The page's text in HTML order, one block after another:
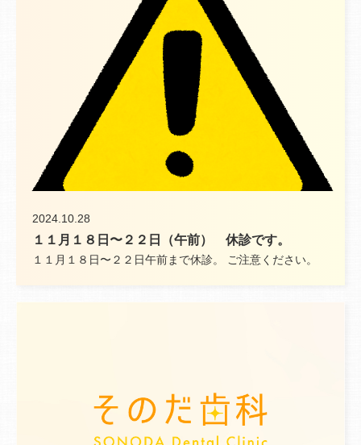
2024.10.28
１１月１８日〜２２日（午前） 休診です。
１１月１８日〜２２日午前まで休診。 ご注意ください。